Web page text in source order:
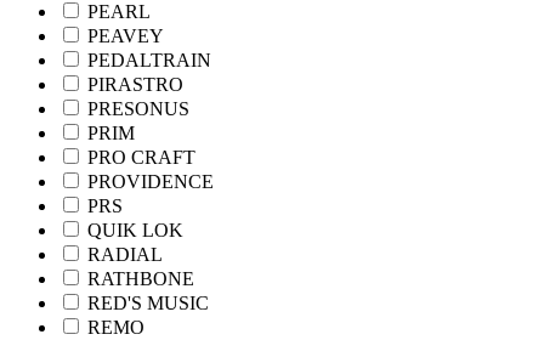
PEARL
PEAVEY
PEDALTRAIN
PIRASTRO
PRESONUS
PRIM
PRO CRAFT
PROVIDENCE
PRS
QUIK LOK
RADIAL
RATHBONE
RED'S MUSIC
REMO